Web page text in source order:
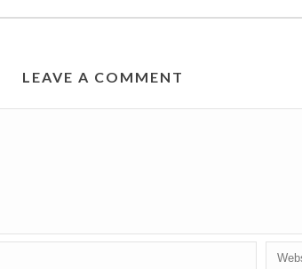
LEAVE A COMMENT